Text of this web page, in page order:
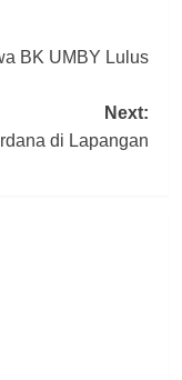
BK UMBY Lulus
Next:
di Lapangan